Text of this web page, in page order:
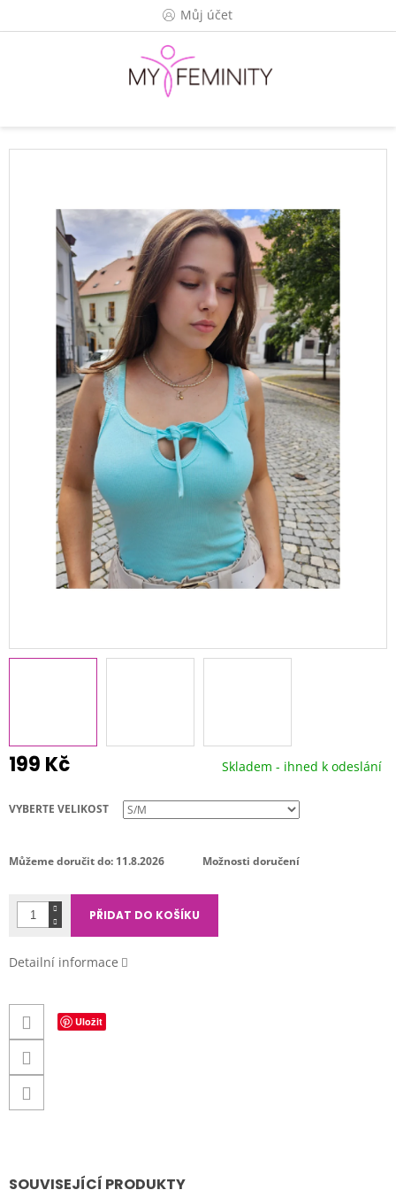
Můj účet
199 Kč
cena:
Skladem - ihned k odeslání
VYBERTE VELIKOST
Můžeme doručit do: 11.8.2026 Možnosti doručení
PŘIDAT DO KOŠÍKU
Detailní informace
Uložit
SOUVISEJÍCÍ PRODUKTY